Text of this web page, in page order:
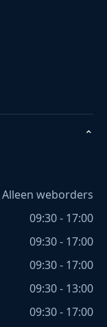
⌄
Alleen weborders
09:30 - 17:00
09:30 - 17:00
09:30 - 17:00
09:30 - 13:00
09:30 - 17:00